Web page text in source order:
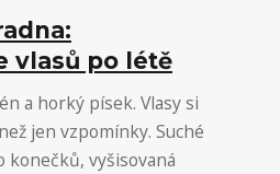
vlasů po létě
a horký písek. Vlasy si
jen vzpomínky. Suché
konečků, vyšisovaná